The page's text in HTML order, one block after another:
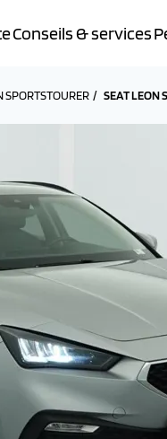
Conseils & services
SPORTSTOURER SEAT LEON